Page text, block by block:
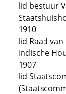
lid bestuur
1910
lid Raad
Indische
1907
lid